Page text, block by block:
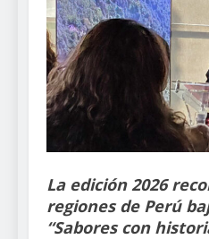
La edición 2026
regiones de Perú
“Sabores con